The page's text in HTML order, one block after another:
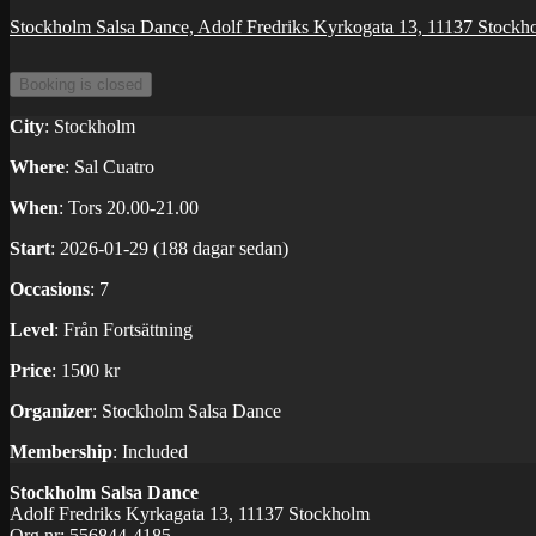
Stockholm Salsa Dance, Adolf Fredriks Kyrkogata 13, 11137
City: Stockholm
Where: Sal Cuatro
When: Tors 20.00-21.00
Start: 2026-01-29 (188 dagar sedan)
Occasions: 7
Level: Från Fortsättning
Price: 1500 kr
Organizer: Stockholm Salsa Dance
Membership: Included
Stockholm Salsa Dance
Adolf Fredriks Kyrkagata 13, 11137 Stockholm